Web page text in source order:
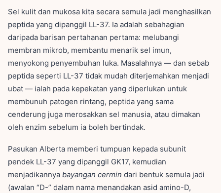
Sel kulit dan mukosa kita secara semula jadi menghasilkan
peptida yang dipanggil LL-37. Ia adalah sebahagian
daripada barisan pertahanan pertama: melubangi
membran mikrob, membantu menarik sel imun,
menyokong penyembuhan luka. Masalahnya — dan sebab
peptida seperti LL-37 tidak mudah diterjemahkan menjadi
ubat — ialah pada kepekatan yang diperlukan untuk
membunuh patogen rintang, peptida yang sama
cenderung juga merosakkan sel manusia, atau dimakan
oleh enzim sebelum ia boleh bertindak.
Pasukan Alberta memberi tumpuan kepada subunit
pendek LL-37 yang dipanggil GK17, kemudian
menjadikannya bayangan cermin dari bentuk semula jadi
(awalan “D-” dalam nama menandakan asid amino-D,